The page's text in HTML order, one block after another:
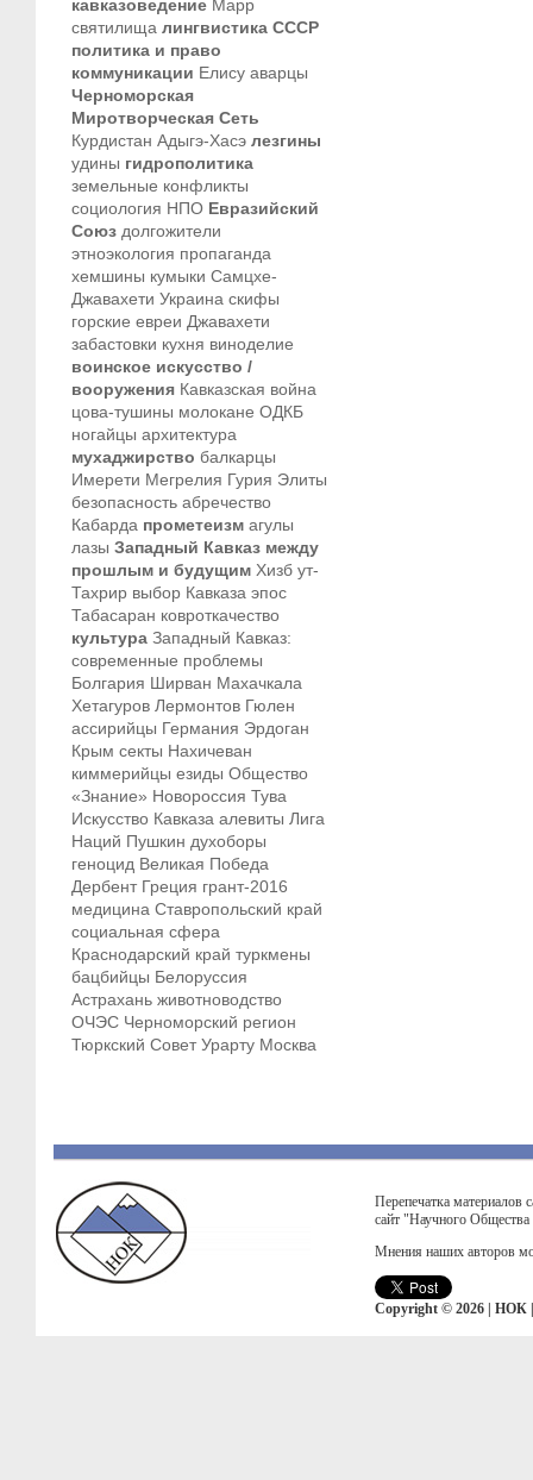
кавказоведение Марр
святилища лингвистика СССР
политика и право
коммуникации Елису аварцы
Черноморская
Миротворческая Сеть
Курдистан Адыгэ-Хасэ лезгины
удины гидрополитика
земельные конфликты
социология НПО Евразийский
Союз долгожители
этноэкология пропаганда
хемшины кумыки Самцхе-
Джавахети Украина скифы
горские евреи Джавахети
забастовки кухня виноделие
воинское искусство /
вооружения Кавказская война
цова-тушины молокане ОДКБ
ногайцы архитектура
мухаджирство балкарцы
Имерети Мегрелия Гурия Элиты
безопасность абречество
Кабарда прометеизм агулы
лазы Западный Кавказ между
прошлым и будущим Хизб ут-
Тахрир выбор Кавказа эпос
Табасаран ковроткачество
культура Западный Кавказ:
современные проблемы
Болгария Ширван Махачкала
Хетагуров Лермонтов Гюлен
ассирийцы Германия Эрдоган
Крым секты Нахичеван
киммерийцы езиды Общество
«Знание» Новороссия Тува
Искусство Кавказа алевиты Лига
Наций Пушкин духоборы
геноцид Великая Победа
Дербент Греция грант-2016
медицина Ставропольский край
социальная сфера
Краснодарский край туркмены
бацбийцы Белоруссия
Астрахань животноводство
ОЧЭС Черноморский регион
Тюркский Совет Урарту Москва
Перепечатка материалов
сайт "Научного
Мнения наших авторов
Copyright © 2026 | НОК